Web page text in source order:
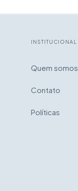
INSTITUCIONAL
Quem somos
Contato
Políticas